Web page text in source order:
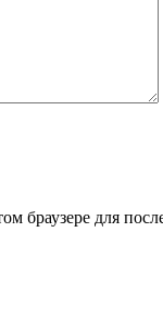
браузере для